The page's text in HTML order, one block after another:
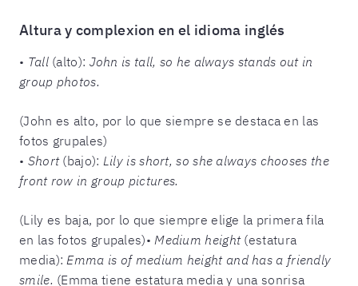
Altura y complexion en el idioma inglés
• Tall(alto): John is tall, so he always stands out in
group photos.
(John es alto, por lo que siempre se destaca en las
fotos grupales)
• Short(bajo): Lily is short, so she always chooses the
front row in group pictures.
(Lily es baja, por lo que siempre elige la primera fila
en las fotos grupales)• Medium height(estatura
media): Emma is of medium height and has a friendly
smile. (Emma tiene estatura media y una sonrisa